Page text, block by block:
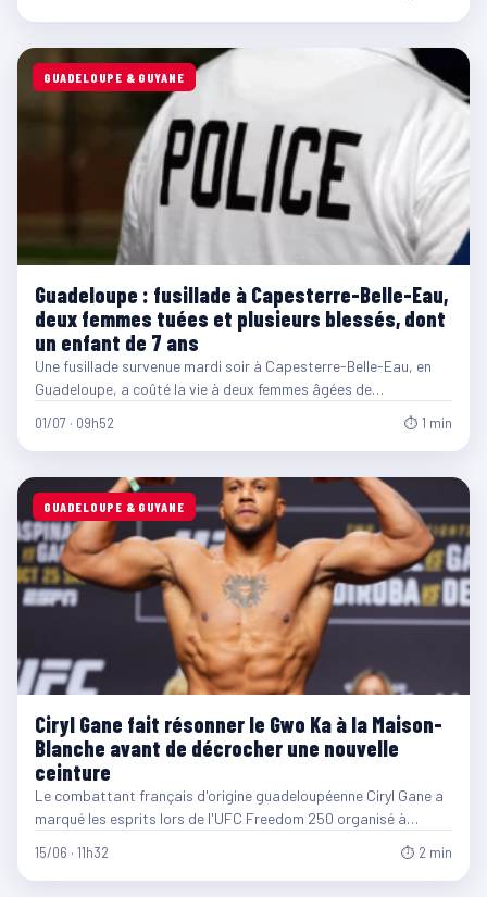
GUADELOUPE & GUYANE
Guadeloupe : fusillade à Capesterre-Belle-Eau,
deux femmes tuées et plusieurs blessés, dont
un enfant de 7 ans
Une fusillade survenue mardi soir à Capesterre-Belle-Eau, en
Guadeloupe, a coûté la vie à deux femmes âgées de…
01/07 · 09h52 ⏱ 1 min
GUADELOUPE & GUYANE
Ciryl Gane fait résonner le Gwo Ka à la Maison-
Blanche avant de décrocher une nouvelle
ceinture
Le combattant français d'origine guadeloupéenne Ciryl Gane a
marqué les esprits lors de l'UFC Freedom 250 organisé à…
15/06 · 11h32 ⏱ 2 min